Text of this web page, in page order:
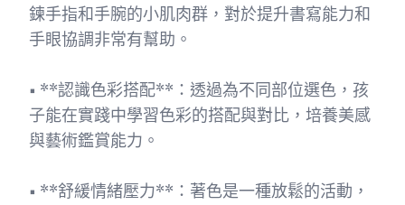
鍊手指和手腕的小肌肉群，對於提升書寫能力和
手眼協調非常有幫助。
• **認識色彩搭配**：透過為不同部位選色，孩
子能在實踐中學習色彩的搭配與對比，培養美感
與藝術鑑賞能力。
• **舒緩情緒壓力**：著色是一種放鬆的活動，